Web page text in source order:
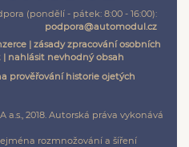
(pondělí - pátek: 8:00 - 16:00):
podpora@automodul.cz
| zásady zpracování osobních
| nahlásit nevhodný obsah
prověřování historie ojetých
a.s., 2018. Autorská práva vykonává
rozmnožování a šíření